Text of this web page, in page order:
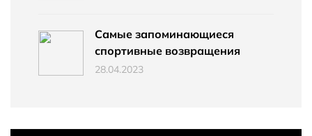
Самые запоминающиеся
спортивные возвращения
28.04.2023